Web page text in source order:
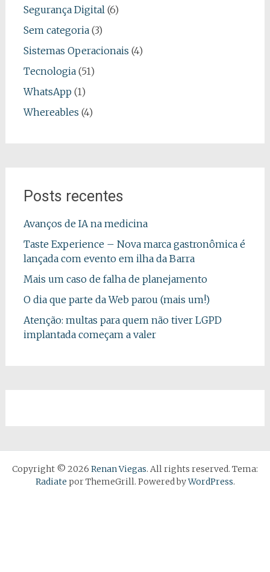
Segurança Digital(6)
Sem categoria(3)
Sistemas Operacionais (4)
Tecnologia(51)
WhatsApp (1)
Whereables (4)
Posts recentes
Avanços de IA na medicina
Taste Experience – Nova marca gastronômica é
lançada com evento em ilha da Barra
Mais um caso de falha de planejamento
O dia que parte da Web parou (mais um!)
Atenção: multas para quem não tiver LGPD
implantada começam a valer
Copyright © 2026 Renan Viegas. All rights reserved. Tema:
Radiate por ThemeGrill. Powered byWordPress.